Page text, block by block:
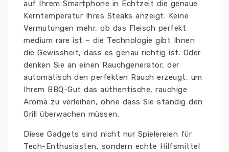
auf Ihrem Smartphone in Echtzeit die genaue
Kerntemperatur Ihres Steaks anzeigt. Keine
Vermutungen mehr, ob das Fleisch perfekt
medium rare ist – die Technologie gibt Ihnen
die Gewissheit, dass es genau richtig ist. Oder
denken Sie an einen Rauchgenerator, der
automatisch den perfekten Rauch erzeugt, um
Ihrem BBQ-Gut das authentische, rauchige
Aroma zu verleihen, ohne dass Sie ständig den
Grill überwachen müssen.
Diese Gadgets sind nicht nur Spielereien für
Tech-Enthusiasten, sondern echte Hilfsmittel